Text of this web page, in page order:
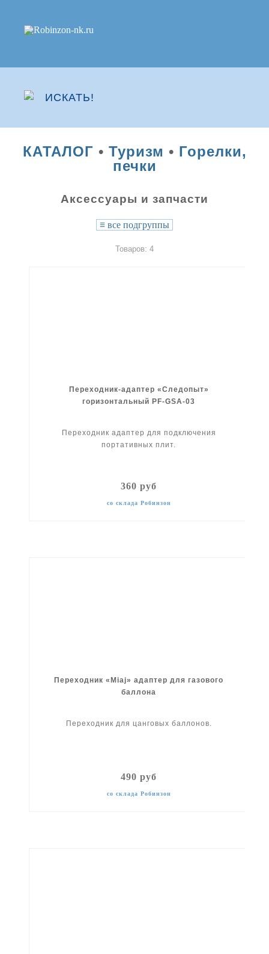
КАТАЛОГ • Туризм • Горелки,
печки
Аксессуары и запчасти
≡ все подгруппы
Товаров: 4
Переходник-адаптер «Следопыт»
горизонтальный PF-GSA-03
Переходник адаптер для подключения
портативных плит.
360 руб
со склада Робинзон
Переходник «Miaj» адаптер для газового
баллона
Переходник для цанговых баллонов.
490 руб
со склада Робинзон